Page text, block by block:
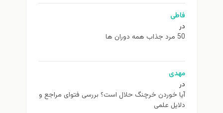
فاطی
در
50 مرد جذاب همه دوران ها
مهدی
در
آیا خوردن خرچنگ حلال است؟ بررسی فتوای مراجع و
دلایل علمی